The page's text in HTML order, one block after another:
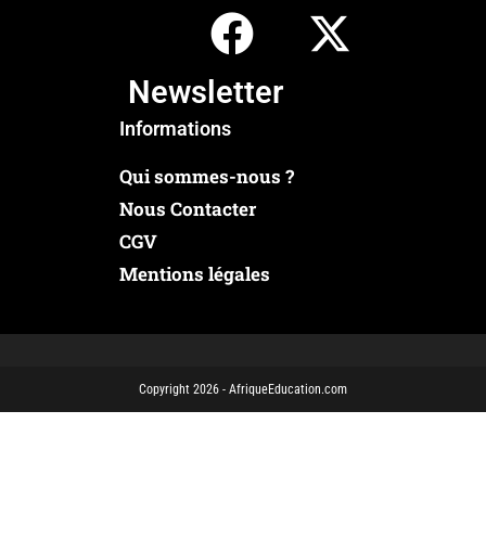
Newsletter
Informations
Qui sommes-nous ?
Nous Contacter
CGV
Mentions légales
Copyright 2026 - AfriqueEducation.com